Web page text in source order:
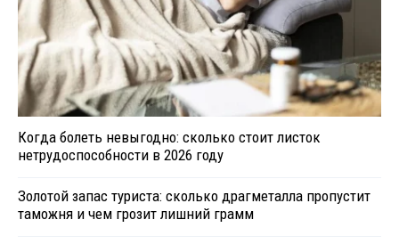
Когда болеть невыгодно: сколько стоит листок
нетрудоспособности в 2026 году
Золотой запас туриста: сколько драгметалла пропустит
таможня и чем грозит лишний грамм